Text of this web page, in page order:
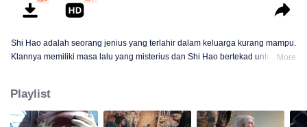
Shi Hao adalah seorang jenius yang terlahir dalam keluarga kurang mampu.
Klannya memiliki masa lalu yang misterius dan Shi Hao bertekad untuk
terlibat dalam perebutan kekuasaan dengan klan lain. Perjalanan kultivasi
Shi Hao membawanya ke negeri-negeri tak dikenal dan menentukan
nasibnya selanjutnya.
More
Playlist